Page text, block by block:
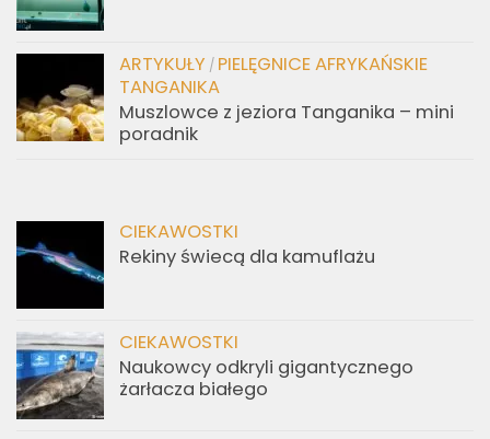
ARTYKUŁY / PIELĘGNICE AFRYKAŃSKIE
TANGANIKA
Muszlowce z jeziora Tanganika – mini
poradnik
CIEKAWOSTKI
Rekiny świecą dla kamuflażu
CIEKAWOSTKI
Naukowcy odkryli gigantycznego
żarłacza białego